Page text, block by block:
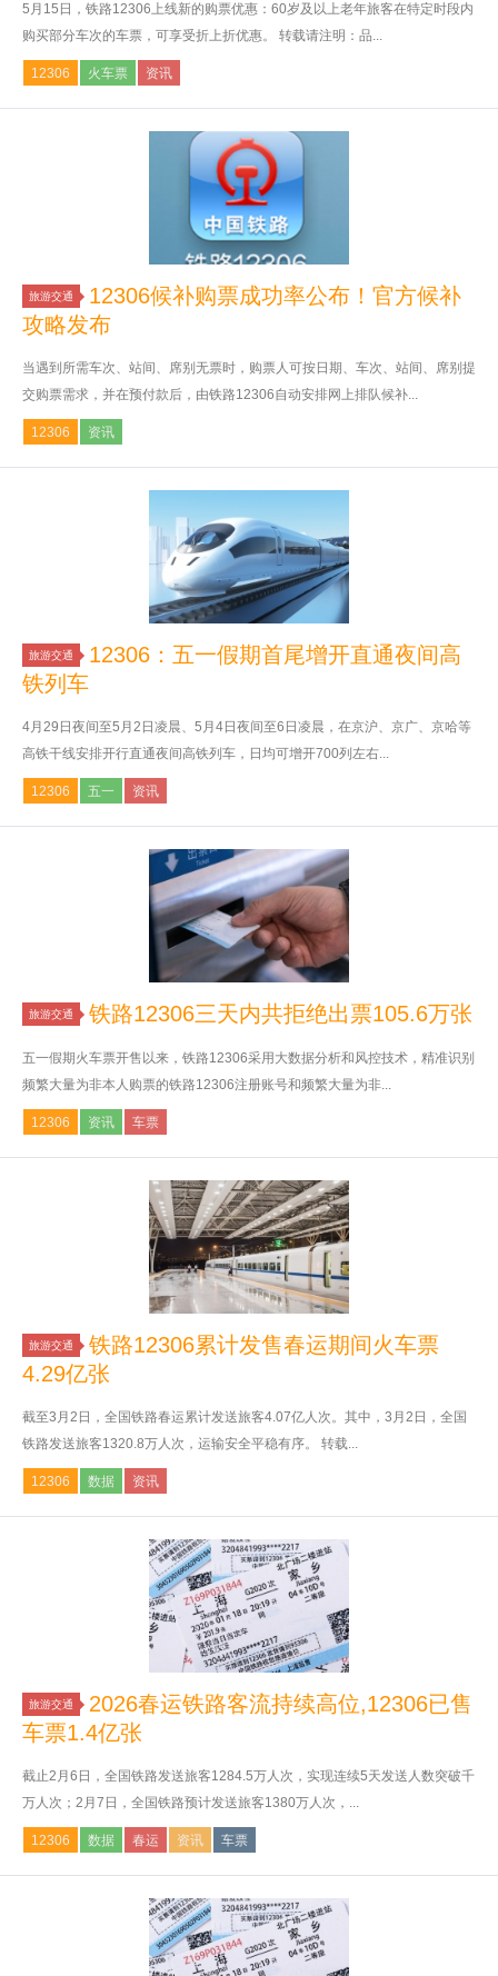
5月15日，铁路12306上线新的购票优惠：60岁及以上老年旅客在特定时段内
购买部分车次的车票，可享受折上折优惠。 转载请注明：品...
12306 火车票 资讯
旅游交通
12306候补购票成功率公布！官方候补
攻略发布
当遇到所需车次、站间、席别无票时，购票人可按日期、车次、站间、席别提
交购票需求，并在预付款后，由铁路12306自动安排网上排队候补...
12306 资讯
旅游交通
12306：五一假期首尾增开直通夜间高
铁列车
4月29日夜间至5月2日凌晨、5月4日夜间至6日凌晨，在京沪、京广、京哈等
高铁干线安排开行直通夜间高铁列车，日均可增开700列左右...
12306 五一 资讯
旅游交通 铁路12306三天内共拒绝出票105.6万张
五一假期火车票开售以来，铁路12306采用大数据分析和风控技术，精准识别
频繁大量为非本人购票的铁路12306注册账号和频繁大量为非...
12306 资讯 车票
旅游交通
铁路12306累计发售春运期间火车票
4.29亿张
截至3月2日，全国铁路春运累计发送旅客4.07亿人次。其中，3月2日，全国
铁路发送旅客1320.8万人次，运输安全平稳有序。 转载...
12306 数据 资讯
旅游交通
2026春运铁路客流持续高位,12306已售
车票1.4亿张
截止2月6日，全国铁路发送旅客1284.5万人次，实现连续5天发送人数突破千
万人次；2月7日，全国铁路预计发送旅客1380万人次，...
12306 数据 春运 资讯 车票